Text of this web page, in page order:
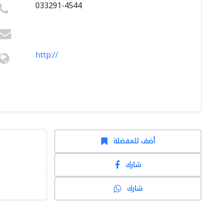
033291-4544
http://
أضف للمفضلة
شارك
شارك